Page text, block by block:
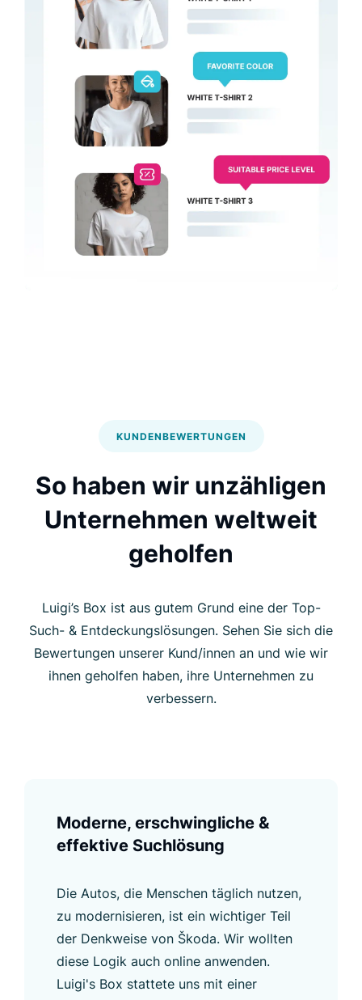
KUNDENBEWERTUNGEN
So haben wir unzähligen
Unternehmen weltweit
geholfen
Luigi’s Box ist aus gutem Grund eine der Top-
Such- & Entdeckungslösungen. Sehen Sie sich die
Bewertungen unserer Kund/innen an und wie wir
ihnen geholfen haben, ihre Unternehmen zu
verbessern.
Moderne, erschwingliche &
effektive Suchlösung
Die Autos, die Menschen täglich nutzen,
zu modernisieren, ist ein wichtiger Teil
der Denkweise von Škoda. Wir wollten
diese Logik auch online anwenden.
Luigi's Box stattete uns mit einer